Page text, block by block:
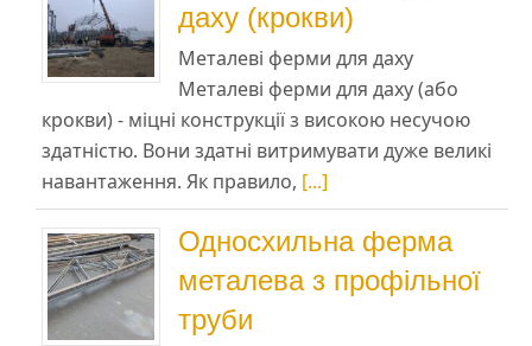
даху (крокви)
Металеві ферми для даху
Металеві ферми для даху (або
крокви) - міцні конструкції з високою несучою
здатністю. Вони здатні витримувати дуже великі
навантаження. Як правило, [...]
Односхильна ферма
металева з профільної
труби